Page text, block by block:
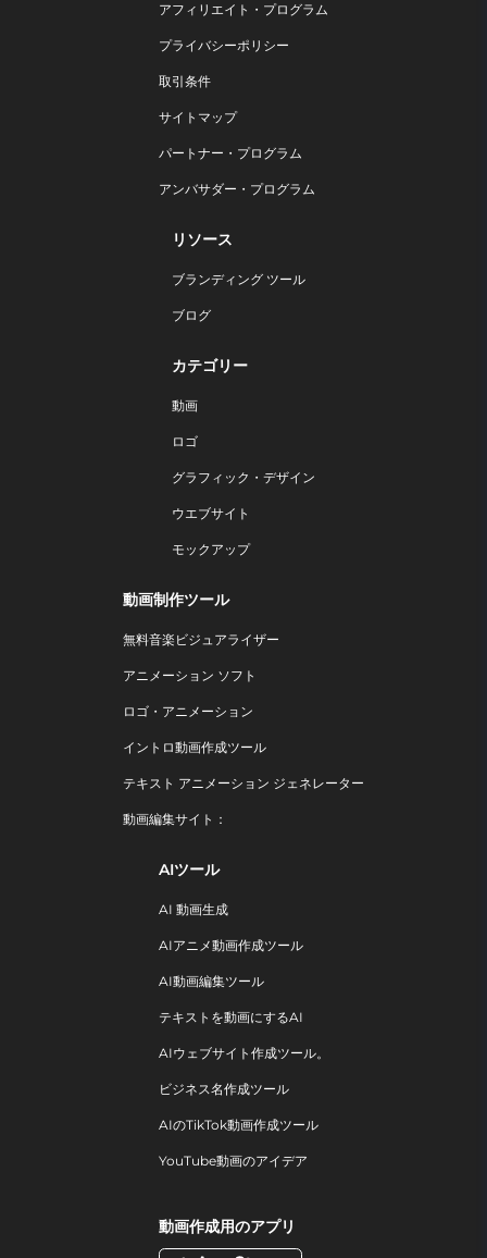
アフィリエイト・プログラム
プライバシーポリシー
取引条件
サイトマップ
パートナー・プログラム
アンバサダー・プログラム
リソース
ブランディング ツール
ブログ
カテゴリー
動画
ロゴ
グラフィック・デザイン
ウエブサイト
モックアップ
動画制作ツール
無料音楽ビジュアライザー
アニメーション ソフト
ロゴ・アニメーション
イントロ動画作成ツール
テキスト アニメーション ジェネレーター
動画編集サイト：
AIツール
AI 動画生成
AIアニメ動画作成ツール
AI動画編集ツール
テキストを動画にするAI
AIウェブサイト作成ツール。
ビジネス名作成ツール
AIのTikTok動画作成ツール
YouTube動画のアイデア
動画作成用のアプリ